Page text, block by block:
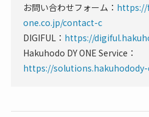
お問い合わせフォーム： https://
one.co.jp/contact-c
DIGIFUL： https://
Hakuhodo DY ONE Service：
https://